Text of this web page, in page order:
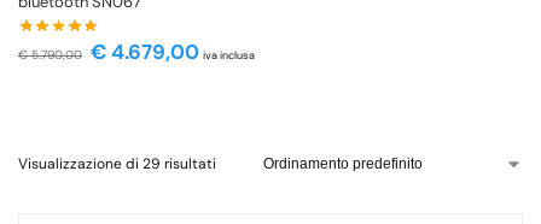
€5.790,00 €4.679,00 iva inclusa
Visualizzazione di 29 risultati